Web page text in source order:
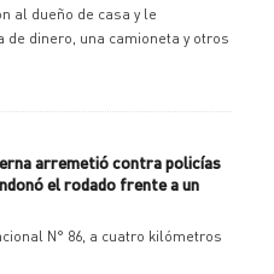
al dueño de casa y le
dinero, una camioneta y otros
arremetió contra policías
el rodado frente a un
N° 86, a cuatro kilómetros